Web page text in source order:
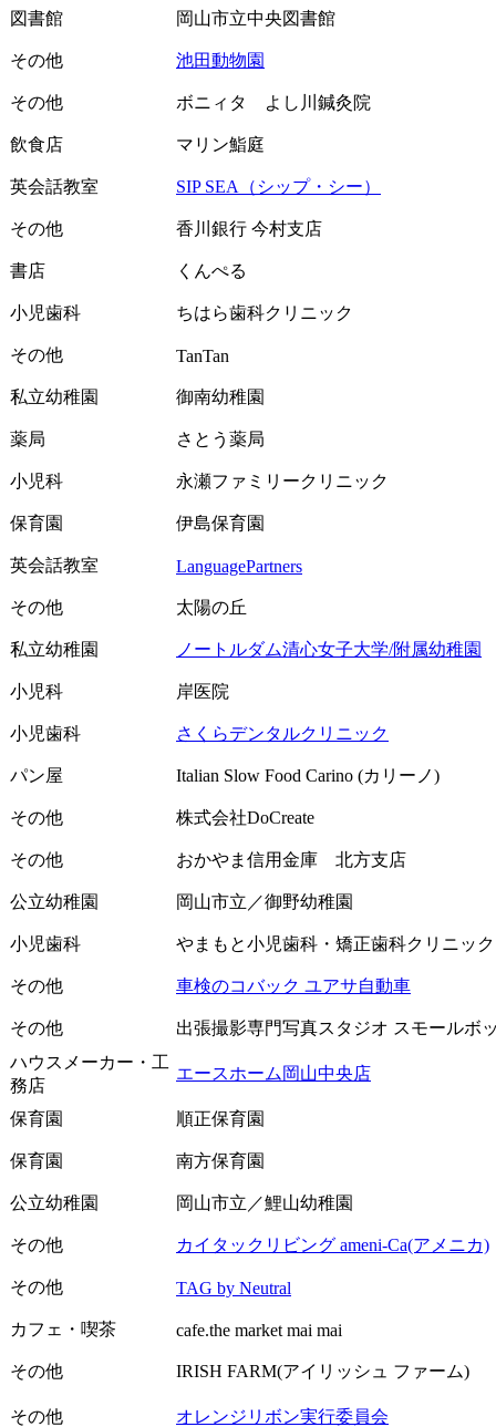
図書館 岡山市立中央図書館
その他 池田動物園
その他 ボニィタ よし川鍼灸院
飲食店 マリン鮨庭
英会話教室 SIP SEA（シップ・シー）
その他 香川銀行 今村支店
書店 くんぺる
小児歯科 ちはら歯科クリニック
その他 TanTan
私立幼稚園 御南幼稚園
薬局 さとう薬局
小児科 永瀬ファミリークリニック
保育園 伊島保育園
英会話教室 LanguagePartners
その他 太陽の丘
私立幼稚園 ノートルダム清心女子大学/附属幼稚園
小児科 岸医院
小児歯科 さくらデンタルクリニック
パン屋 Italian Slow Food Carino (カリーノ)
その他 株式会社DoCreate
その他 おかやま信用金庫 北方支店
公立幼稚園 岡山市立／御野幼稚園
小児歯科 やまもと小児歯科・矯正歯科クリニック
その他 車検のコバック ユアサ自動車
その他
出張撮影専門写真スタジオ スモールボ
ハウスメーカー・工
務店
エースホーム岡山中央店
保育園 順正保育園
保育園 南方保育園
公立幼稚園 岡山市立／鯉山幼稚園
その他 カイタックリビング ameni-Ca(アメニカ)
その他 TAG by Neutral
カフェ・喫茶 cafe.the market mai mai
その他 IRISH FARM(アイリッシュ ファーム)
その他 オレンジリボン実行委員会